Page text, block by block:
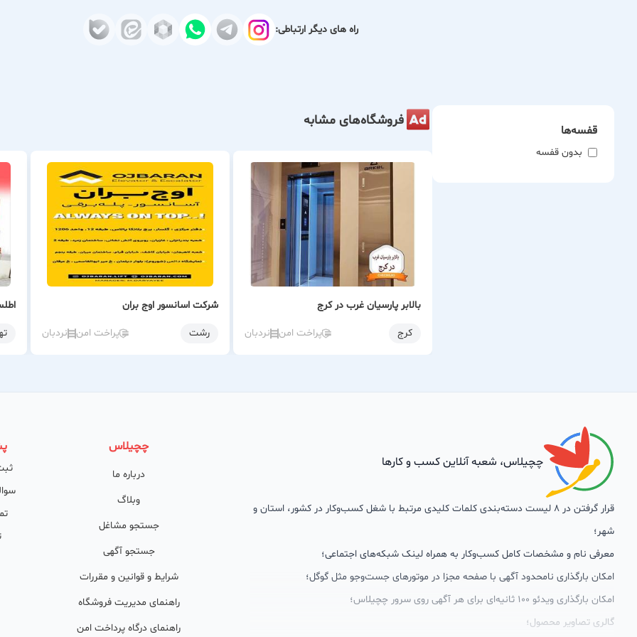
راه های دیگر ارتباطی:
قفسه‌ها
بدون قفسه
فروشگاه‌های مشابه
بالابر پارسیان غرب در کرج
کرج پراخت امن نردبان
شرکت اسانسور اوج بران
رشت پراخت امن نردبان
چچیلاس، شعبه آنلاین کسب و کارها
قرار گرفتن در 8 لیست دسته‌بندی کلمات کلیدی مرتبط با شغل کسب‌وکار در کشور، استان و
شهر؛
معرفی نام و مشخصات کامل کسب‌وکار به همراه لینک شبکه‌های اجتماعی؛
امکان بارگذاری نامحدود آگهی با صفحه مجزا در موتورهای جست‌وجو مثل گوگل؛
امکان بارگذاری ویدئو 100 ثانیه‌ای برای هر آگهی روی سرور چچیلاس؛
گالری تصاویر محصول؛
چچیلاس
درباره ما
وبلاگ
جستجو مشاغل
جستجو آگهی
شرایط و قوانین و مقررات
راهنمای مدیریت فروشگاه
راهنمای درگاه پرداخت امن